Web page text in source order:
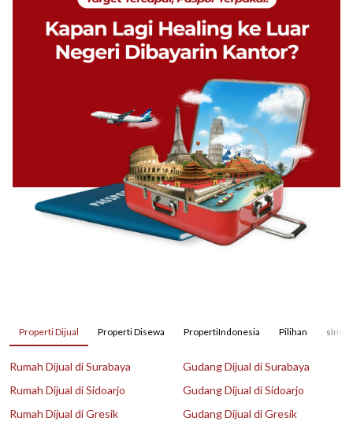
Properti Dijual Properti Disewa PropertiIndonesia Pilihan
Rumah Dijual di Surabaya
Rumah Dijual di Sidoarjo
Rumah Dijual di Gresik
Gudang Dijual di Surabaya
Gudang Dijual di Sidoarjo
Gudang Dijual di Gresik